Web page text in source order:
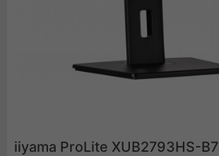
iiyama ProLite XUB2793HS-B7